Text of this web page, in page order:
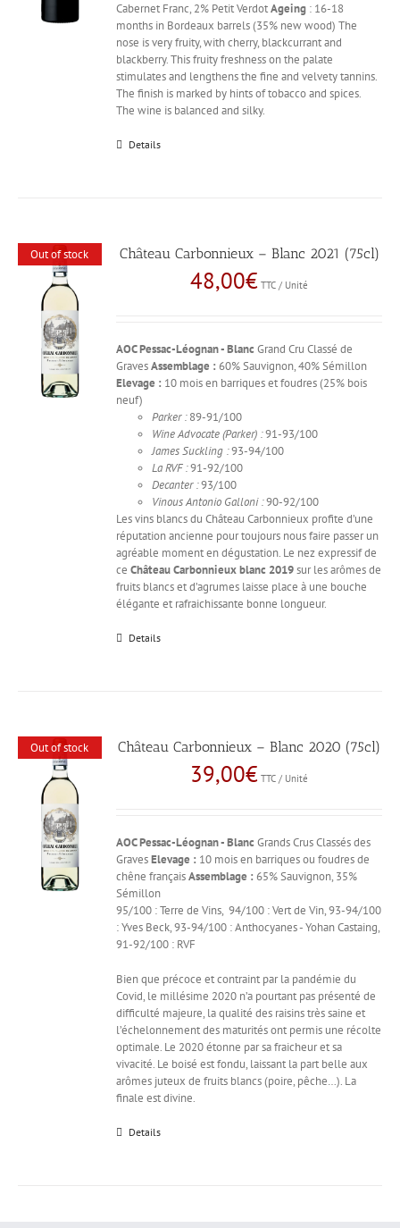
Cabernet Franc, 2% Petit VerdotAgeing : 16-18
months in Bordeaux barrels (35% new wood) The
nose is very fruity, with cherry, blackcurrant and
blackberry. This fruity freshness on the palate
stimulates and lengthens the fine and velvety tannins.
The finish is marked by hints of tobacco and spices.
The wine is balanced and silky.
Details
Out of stock Château Carbonnieux – Blanc 2021 (75cl)
48,00€ TTC / Unité
AOC Pessac-Léognan - Blanc Grand Cru Classé de
GravesAssemblage : 60% Sauvignon, 40% Sémillon
Elevage : 10 mois en barriques et foudres (25% bois
neuf)
Parker :89-91/100
Wine Advocate (Parker) :91-93/100
James Suckling :93-94/100
La RVF :91-92/100
Decanter :93/100
Vinous Antonio Galloni :90-92/100
Les vins blancs du Château Carbonnieux profite d’une
réputation ancienne pour toujours nous faire passer un
agréable moment en dégustation. Le nez expressif de
ceChâteau Carbonnieux blanc 2019sur les arômes de
fruits blancs et d’agrumes laisse place à une bouche
élégante et rafraichissante bonne longueur.
Details
Out of stock Château Carbonnieux – Blanc 2020 (75cl)
39,00€ TTC / Unité
AOC Pessac-Léognan - Blanc Grands Crus Classés des
GravesElevage : 10 mois en barriques ou foudres de
chêne françaisAssemblage : 65% Sauvignon, 35%
Sémillon
95/100 : Terre de Vins, 94/100 : Vert de Vin, 93-94/100
: Yves Beck, 93-94/100 : Anthocyanes - Yohan Castaing,
91-92/100 : RVF
Bien que précoce et contraint par la pandémie du
Covid, le millésime 2020 n’a pourtant pas présenté de
difficulté majeure, la qualité des raisins très saine et
l’échelonnement des maturités ont permis une récolte
optimale. Le 2020 étonne par sa fraicheur et sa
vivacité. Le boisé est fondu, laissant la part belle aux
arômes juteux de fruits blancs (poire, pêche…). La
finale est divine.
Details